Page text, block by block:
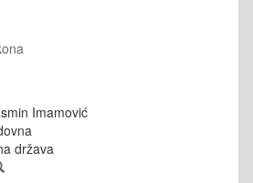
Imamović
država